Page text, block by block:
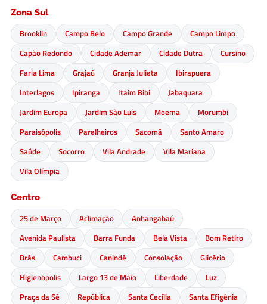
Zona Sul
Brooklin Campo Belo Campo Grande
Campo Limpo
Capão Redondo
Cidade Ademar Cidade Dutra
Cursino
Faria Lima
Grajaú Granja Julieta
Ibirapuera
Interlagos
Ipiranga Itaim Bibi
Jabaquara
Jardim Europa
Jardim São Luís Moema
Morumbi
Paraisópolis
Parelheiros Sacomã
Santo Amaro
Saúde
Socorro Vila Andrade
Vila Mariana
Vila Olímpia
Centro
25 de Março Aclimação
Anhangabaú
Avenida Paulista
Barra Funda Bela Vista
Bom Retiro
Brás
Cambuci Canindé Consolação
Glicério
Higienópolis
Largo 13 de Maio Liberdade
Luz
Praça da Sé
República Santa Cecília
Santa Efigênia